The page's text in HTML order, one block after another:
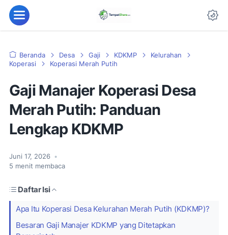
Menu
Beranda Desa Gaji KDKMP
Kelurahan
Koperasi
Koperasi Merah Putih
Gaji Manajer Koperasi Desa
Merah Putih: Panduan
Lengkap KDKMP
Juni 17, 2026 •
5 menit membaca
Daftar Isi
Apa Itu Koperasi Desa Kelurahan Merah Putih (KDKMP)?
Besaran Gaji Manajer KDKMP yang Ditetapkan